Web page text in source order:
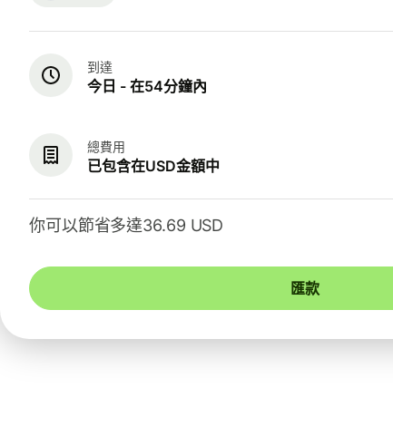
到達
今日 - 在54分鐘內
總費用
已包含在USD金額中
你可以節省多達36.69 USD
匯款